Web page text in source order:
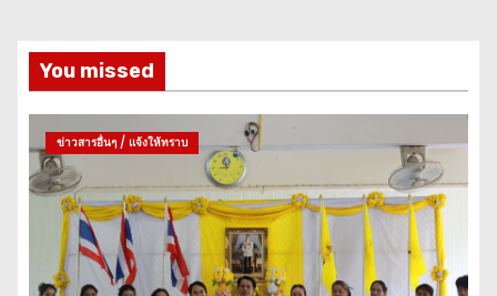
You missed
ข่าวสารอื่นๆ / แจ้งให้ทราบ